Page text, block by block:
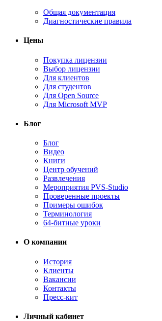
Общая документация
Диагностические правила
Цены
Покупка лицензии
Выбор лицензии
Для клиентов
Для студентов
Для Open Source
Для Microsoft MVP
Блог
Блог
Видео
Книги
Центр обучений
Развлечения
Мероприятия PVS-Studio
Проверенные проекты
Примеры ошибок
Терминология
64-битные уроки
О компании
История
Клиенты
Вакансии
Контакты
Пресс-кит
Личный кабинет